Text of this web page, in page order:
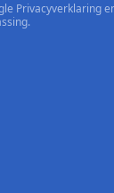
Privacyverklaring